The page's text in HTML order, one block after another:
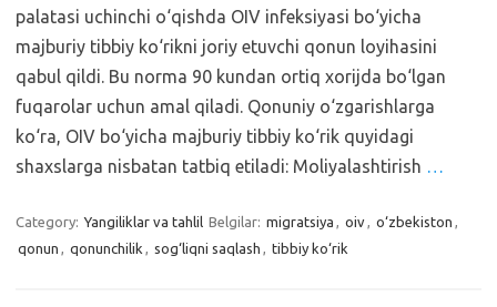
palatasi uchinchi o‘qishda OIV infeksiyasi bo‘yicha
majburiy tibbiy ko‘rikni joriy etuvchi qonun loyihasini
qabul qildi. Bu norma 90 kundan ortiq xorijda bo‘lgan
fuqarolar uchun amal qiladi. Qonuniy o‘zgarishlarga
ko‘ra, OIV bo‘yicha majburiy tibbiy ko‘rik quyidagi
shaxslarga nisbatan tatbiq etiladi: Moliyalashtirish …
Category: Yangiliklar va tahlil Belgilar: migratsiya , oiv, o‘zbekiston ,
qonun , qonunchilik , sog‘liqni saqlash , tibbiy ko‘rik